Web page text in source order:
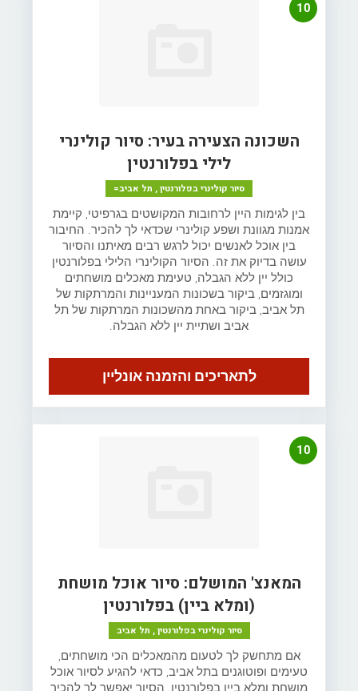
10
השכונה הצעירה בעיר: סיור קולינרי
לילי בפלורנטין
סיור קולינרי בפלורנטין , תל אביב=
בין לגימות היין לרחובות המקושטים בגרפיטי, קיימת
אמנות מגוונת ושפע קולינרי שכדאי לך להכיר. החיבור
בין אוכל לאנשים יכול לרגש רבים מאיתנו והסיור
עושה בדיוק את זה. הסיור הקולינרי הלילי בפלורנטין
כולל יין ללא הגבלה, טעימת מאכלים מושחתים
ומוגזמים, ביקור בשכונות המעניינות והמרתקות של
תל אביב, ביקור באחת מהשכונות המרתקות של תל
אביב ושתיית יין ללא הגבלה.
לתאריכים והזמנה אונליין
10
המאנצ' המושלם: סיור אוכל מושחת
(ומלא ביין) בפלורנטין
סיור קולינרי בפלורנטין , תל אביב
אם מתחשק לך לטעום מהמאכלים הכי מושחתים,
טעימים ופוטוגנים בתל אביב, כדאי להגיע לסיור אוכל
מושחת ומלא ביין בפלורנטין. הסיור יאפשר לך להכיר